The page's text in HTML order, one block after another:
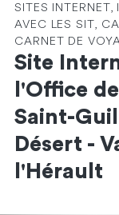
SITES INTERNET,
AVEC LES SIT,
CARNET DE
Site
l'Office
Saint-
Désert -
l'Hérault